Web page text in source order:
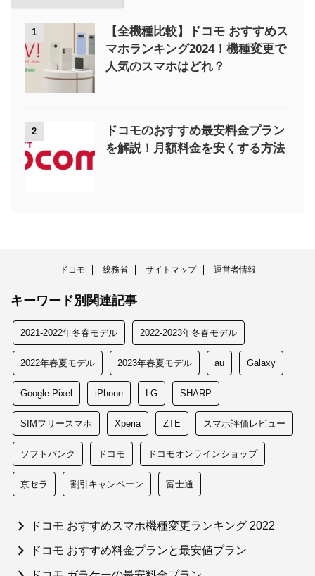
1
【全機種比較】ドコモ おすすめス
マホランキング2024！機種変更で
人気のスマホはどれ？
2
ドコモのおすすめ最安料金プラン
を解説！月額料金を安くする方法
ドコモ 総務省 サイトマップ 運営者情報
キーワード別関連記事
2021-2022年冬春モデル 2022-2023年冬春モデル
2022年春夏モデル 2023年春夏モデル au Galaxy
Google Pixel iPhone LG SHARP
SIMフリースマホ Xperia ZTE スマホ評価レビュー
ソフトバンク ドコモ ドコモオンラインショップ
京セラ 割引キャンペーン 富士通
ドコモ おすすめスマホ機種変更ランキング 2022
ドコモ おすすめ料金プランと最安値プラン